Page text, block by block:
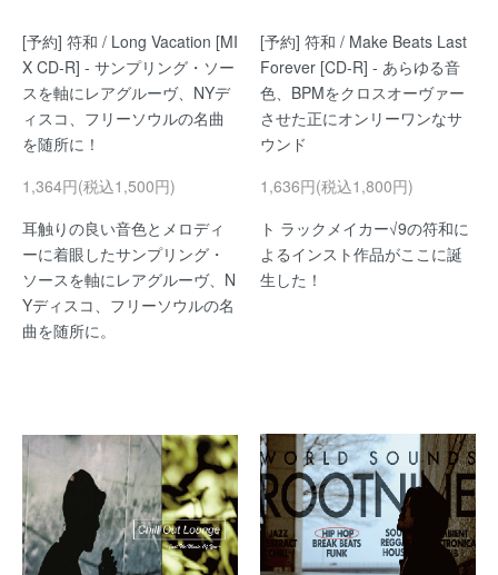
[予約] 符和 / Long Vacation [MI
X CD-R] - サンプリング・ソー
スを軸にレアグルーヴ、NYデ
ィスコ、フリーソウルの名曲
を随所に！
1,364円(税込1,500円)
耳触りの良い音色とメロディ
ーに着眼したサンプリング・
ソースを軸にレアグルーヴ、N
Yディスコ、フリーソウルの名
曲を随所に。
[予約] 符和 / Make Beats Last
Forever [CD-R] - あらゆる音
色、BPMをクロスオーヴァー
させた正にオンリーワンなサ
ウンド
1,636円(税込1,800円)
ト ラックメイカー√9の符和に
よるインスト作品がここに誕
生した！